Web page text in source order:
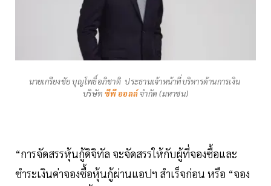
นายเกรียงชัย บุญโพธิ์อภิชาติ ประธานเจ้าหน้าที่บริหารด้านการเงิน
บริษัท ซีพี ออลล์จำกัด (มหาชน)
“การจัดสรรหุ้นกู้ดิจิทัล จะจัดสรรให้กับผู้ที่จองซื้อและ
ชำระเงินค่าจองซื้อหุ้นกู้ผ่านแอปฯ สำเร็จก่อน หรือ “จอง